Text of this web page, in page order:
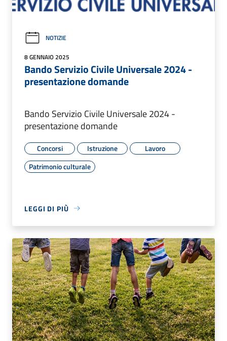
NOTIZIE
8 GENNAIO 2025
Bando Servizio Civile Universale 2024 -
presentazione domande
Bando Servizio Civile Universale 2024 -
presentazione domande
Concorsi Istruzione
Lavoro
Patrimonio culturale
LEGGI DI PIÙ